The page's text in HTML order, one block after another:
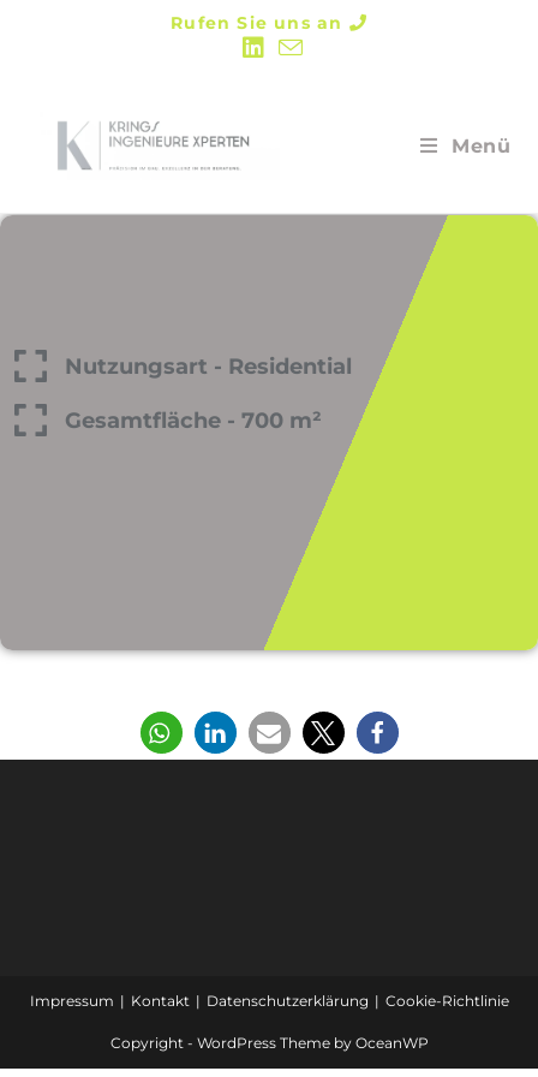
Rufen Sie uns an
Menü
Nutzungsart - Residential
Gesamtfläche - 700 m²
Impressum Kontakt Datenschutzerklärung Cookie-Richtlinie
Copyright - WordPress Theme by OceanWP